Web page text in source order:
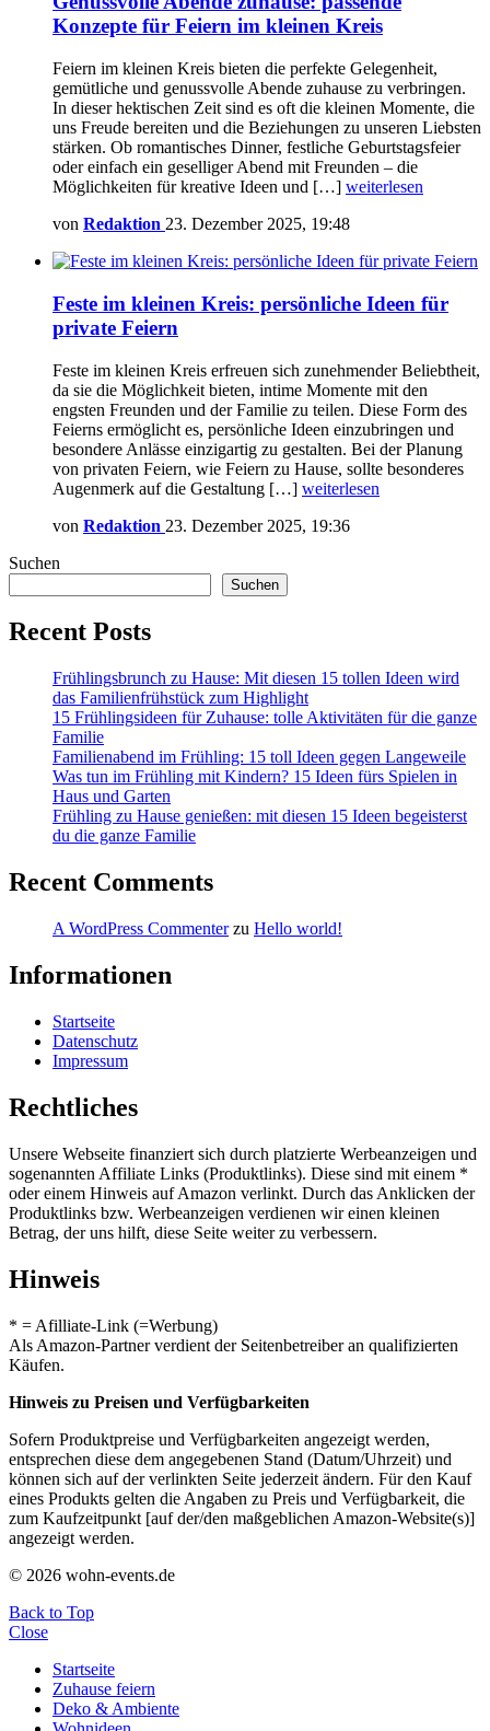
Konzepte für Feiern im kleinen Kreis
Feiern im kleinen Kreis bieten die perfekte Gelegenheit,
gemütliche und genussvolle Abende zuhause zu verbringen.
In dieser hektischen Zeit sind es oft die kleinen Momente, die
uns Freude bereiten und die Beziehungen zu unseren Liebsten
stärken. Ob romantisches Dinner, festliche Geburtstagsfeier
oder einfach ein geselliger Abend mit Freunden – die
Möglichkeiten für kreative Ideen und […] weiterlesen
von Redaktion 23. Dezember 2025, 19:48
Feste im kleinen Kreis: persönliche Ideen für
private Feiern
Feste im kleinen Kreis erfreuen sich zunehmender Beliebtheit,
da sie die Möglichkeit bieten, intime Momente mit den
engsten Freunden und der Familie zu teilen. Diese Form des
Feierns ermöglicht es, persönliche Ideen einzubringen und
besondere Anlässe einzigartig zu gestalten. Bei der Planung
von privaten Feiern, wie Feiern zu Hause, sollte besonderes
Augenmerk auf die Gestaltung […] weiterlesen
von Redaktion 23. Dezember 2025, 19:36
Suchen
Suchen
Recent Posts
Frühlingsbrunch zu Hause: Mit diesen 15 tollen Ideen wird
das Familienfrühstück zum Highlight
15 Frühlingsideen für Zuhause: tolle Aktivitäten für die ganze
Familie
Familienabend im Frühling: 15 toll Ideen gegen Langeweile
Was tun im Frühling mit Kindern? 15 Ideen fürs Spielen in
Haus und Garten
Frühling zu Hause genießen: mit diesen 15 Ideen begeisterst
du die ganze Familie
Recent Comments
A WordPress Commenterzu Hello world!
Informationen
Startseite
Datenschutz
Impressum
Rechtliches
Unsere Webseite finanziert sich durch platzierte Werbeanzeigen und
sogenannten Affiliate Links (Produktlinks). Diese sind mit einem *
oder einem Hinweis auf Amazon verlinkt. Durch das Anklicken der
Produktlinks bzw. Werbeanzeigen verdienen wir einen kleinen
Betrag, der uns hilft, diese Seite weiter zu verbessern.
Hinweis
* = Afilliate-Link (=Werbung)
Als Amazon-Partner verdient der Seitenbetreiber an qualifizierten
Käufen.
Hinweis zu Preisen und Verfügbarkeiten
Sofern Produktpreise und Verfügbarkeiten angezeigt werden,
entsprechen diese dem angegebenen Stand (Datum/Uhrzeit) und
können sich auf der verlinkten Seite jederzeit ändern. Für den Kauf
eines Produkts gelten die Angaben zu Preis und Verfügbarkeit, die
zum Kaufzeitpunkt [auf der/den maßgeblichen Amazon-Website(s)]
angezeigt werden.
© 2026 wohn-events.de
Back to Top
Close
Startseite
Zuhause feiern
Deko & Ambiente